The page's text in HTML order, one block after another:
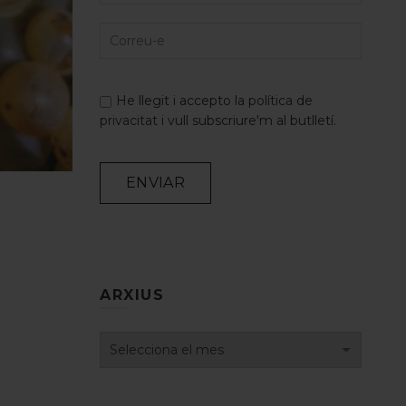
He llegit i accepto la política de
privacitat i vull subscriure'm al butlletí.
ARXIUS
Arxius